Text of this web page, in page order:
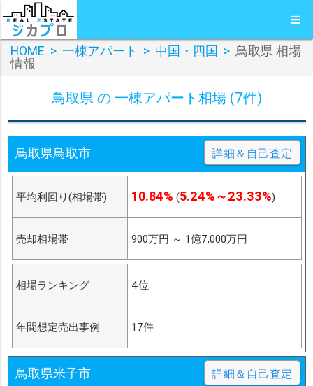
HOME > 一棟アパート > 中国・四国 > 鳥取県 相場
情報
鳥取県 の 一棟アパート相場 (7件)
鳥取県鳥取市 詳細＆自己査定
平均利回り(相場帯) 10.84% (5.24%～23.33%)
売却相場帯 900万円 ～ 1億7,000万円
相場ランキング 4位
年間想定売出事例 17件
鳥取県米子市 詳細＆自己査定